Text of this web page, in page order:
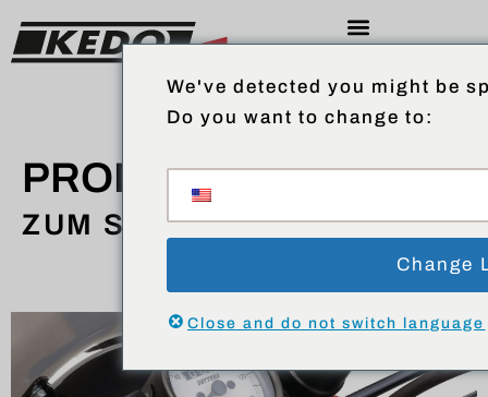
PRODUKTE
ZUM SHOP
We've detected you might be
Do you want to change to:
Change
Close and do not switch language